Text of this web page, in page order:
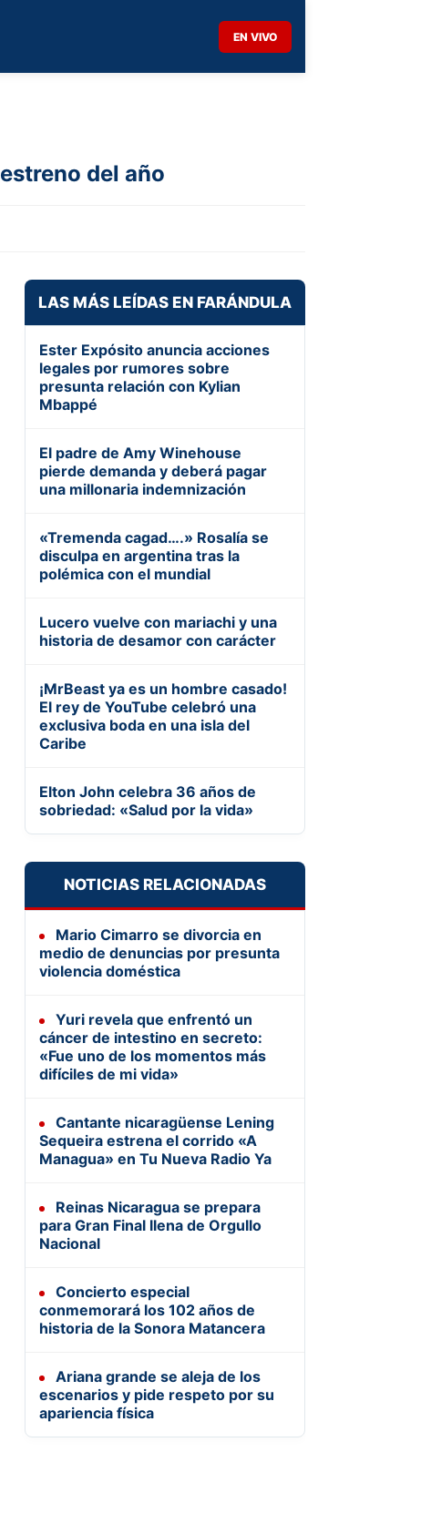
EN VIVO
del año
LAS MÁS LEÍDAS EN FARÁNDULA
Ester Expósito anuncia acciones
legales por rumores sobre
presunta relación con Kylian
Mbappé
El padre de Amy Winehouse
pierde demanda y deberá pagar
una millonaria indemnización
«Tremenda cagad….» Rosalía se
disculpa en argentina tras la
polémica con el mundial
Lucero vuelve con mariachi y una
historia de desamor con carácter
¡MrBeast ya es un hombre casado!
El rey de YouTube celebró una
exclusiva boda en una isla del
Caribe
Elton John celebra 36 años de
sobriedad: «Salud por la vida»
NOTICIAS RELACIONADAS
Mario Cimarro se divorcia en
medio de denuncias por presunta
violencia doméstica
Yuri revela que enfrentó un
cáncer de intestino en secreto:
«Fue uno de los momentos más
difíciles de mi vida»
Cantante nicaragüense Lening
Sequeira estrena el corrido «A
Managua» en Tu Nueva Radio Ya
Reinas Nicaragua se prepara
para Gran Final llena de Orgullo
Nacional
Concierto especial
conmemorará los 102 años de
historia de la Sonora Matancera
Ariana grande se aleja de los
escenarios y pide respeto por su
apariencia física